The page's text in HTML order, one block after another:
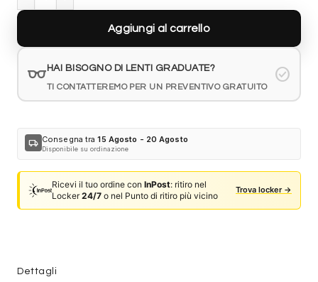
Aggiungi al carrello
eyeglasses HAI BISOGNO DI LENTI GRADUATE?
TI CONTATTEREMO PER UN PREVENTIVO GRATUITO
check_circle
local_shipping Consegna tra15 Agosto - 20 Agosto
Disponibile su ordinazione
Ricevi il tuo ordine conInPost: ritiro nel
Locker24/7 o nel Punto di ritiro più vicino
Trova locker →
Dettagli